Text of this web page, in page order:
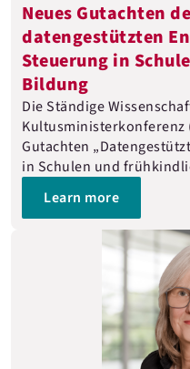
Neues Gutachten
datengestützten
Steuerung in
Bildung
Die Ständige
Kultusministerkonferenz
Gutachten
in Schulen und
Learn more